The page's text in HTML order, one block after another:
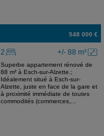
548 000 €
+/- 88 m²
2
Superbe appartement rénové de
88 m² à Esch-sur-Alzette.;
Idéalement situé à Esch-sur-
Alzette, juste en face de la gare et
à proximité immédiate de toutes
commodités (commerces,...